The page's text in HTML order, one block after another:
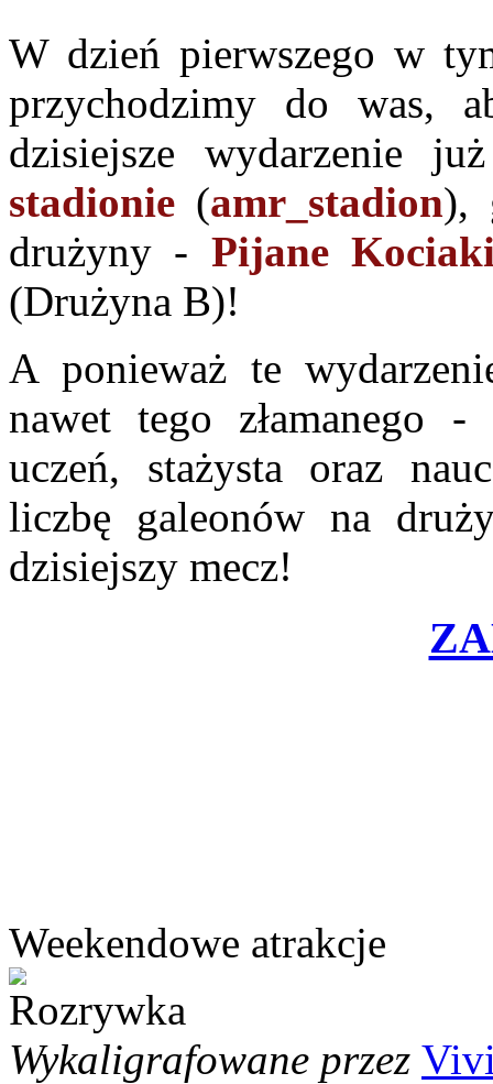
W dzień pierwszego w
przychodzimy do was,
dzisiejsze wydarzenie
stadionie (amr_stadion),
drużyny - Pijane
(Drużyna B)!
A ponieważ te
nawet tego złamanego -
uczeń, stażysta oraz
liczbę galeonów na
dzisiejszy mecz!
Weekendowe atrakcje
Wykaligrafowane przez